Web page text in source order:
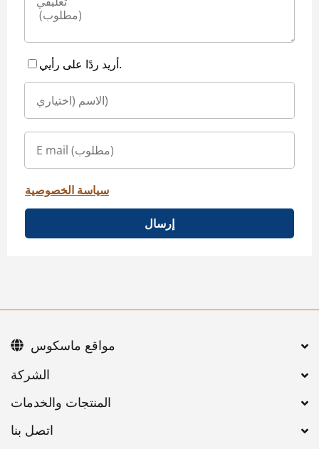
أريد ردًا على رأيي.
سياسة الخصوصية
إرسال
اتصل بنا
مواقع ماسكوس